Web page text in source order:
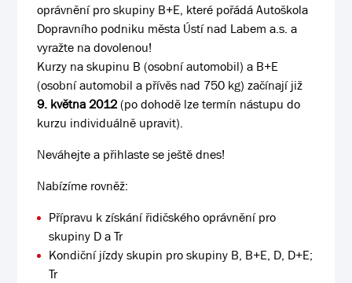
oprávnění pro skupiny B+E, které pořádá Autoškola
Dopravního podniku města Ústí nad Labem a.s. a
vyražte na dovolenou!
Kurzy na skupinu B (osobní automobil) a B+E
(osobní automobil a přívěs nad 750 kg) začínají již
9. května 2012(po dohodě lze termín nástupu do
kurzu individuálně upravit).
Neváhejte a přihlaste se ještě dnes!
Nabízíme rovněž:
Přípravu k získání řidičského oprávnění pro
skupiny D a Tr
Kondiční jízdy skupin pro skupiny B, B+E, D, D+E;
Tr